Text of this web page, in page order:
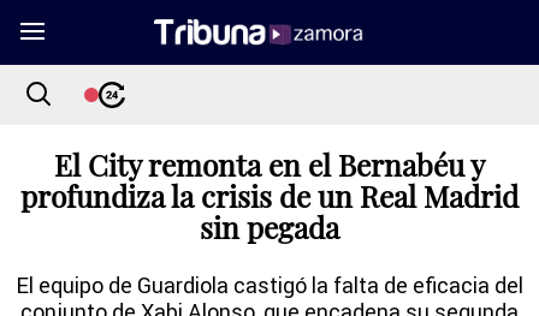
El City remonta en el Bernabéu y
profundiza la crisis de un Real Madrid
sin pegada
El equipo de Guardiola castigó la falta de eficacia del